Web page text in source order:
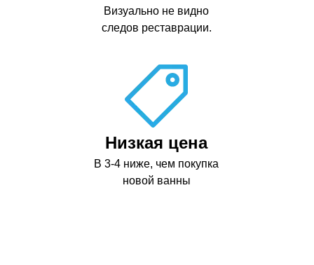
Визуально не видно
следов реставрации.
Низкая цена
В 3-4 ниже, чем покупка
новой ванны